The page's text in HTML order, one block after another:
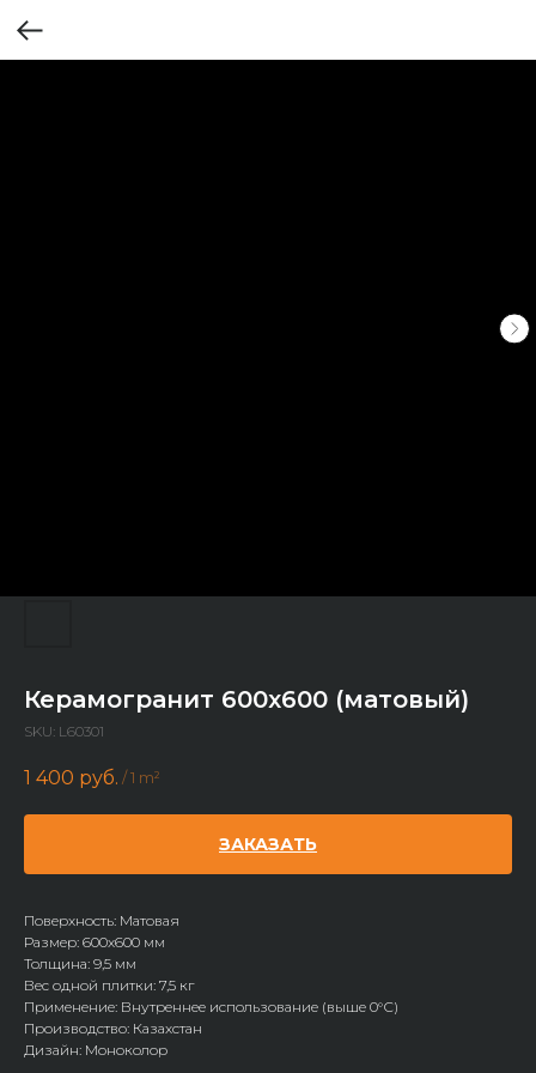
Керамогранит 600x600 (матовый)
SKU: L60301
1 400 руб. / 1 m²
ЗАКАЗАТЬ
Поверхность: Матовая
Размер: 600х600 мм
Толщина: 9,5 мм
Вес одной плитки: 7,5 кг
Применение: Внутреннее использование (выше 0°С)
Производство: Казахстан
Дизайн: Моноколор